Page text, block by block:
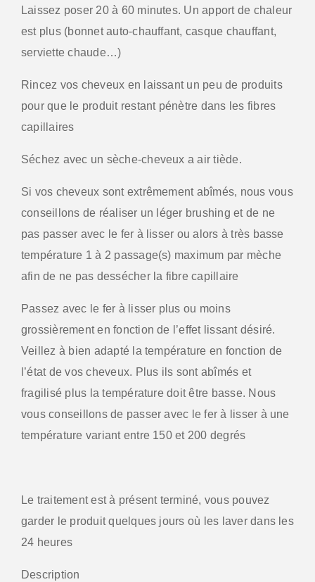
Laissez poser 20 à 60 minutes. Un apport de chaleur
est plus (bonnet auto-chauffant, casque chauffant,
serviette chaude…)
Rincez vos cheveux en laissant un peu de produits
pour que le produit restant pénètre dans les fibres
capillaires
Séchez avec un sèche-cheveux a air tiède.
Si vos cheveux sont extrêmement abîmés, nous vous
conseillons de réaliser un léger brushing et de ne
pas passer avec le fer à lisser ou alors à très basse
température 1 à 2 passage(s) maximum par mèche
afin de ne pas dessécher la fibre capillaire
Passez avec le fer à lisser plus ou moins
grossièrement en fonction de l’effet lissant désiré.
Veillez à bien adapté la température en fonction de
l’état de vos cheveux. Plus ils sont abîmés et
fragilisé plus la température doit être basse. Nous
vous conseillons de passer avec le fer à lisser à une
température variant entre 150 et 200 degrés
Le traitement est à présent terminé, vous pouvez
garder le produit quelques jours où les laver dans les
24 heures
Description